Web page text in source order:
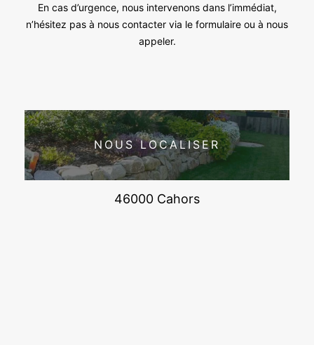
En cas d’urgence, nous intervenons dans l’immédiat,
n’hésitez pas à nous contacter via le formulaire ou à nous
appeler.
NOUS LOCALISER
46000 Cahors